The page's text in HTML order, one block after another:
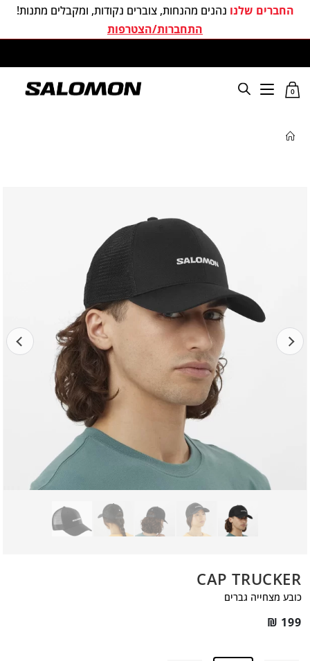
החברים שלנו נהנים מהנחות, צוברים נקודות, ומקבלים מתנות!
התחברות/הצטרפות
0
CAP TRUCKER
כובע מצחייה גברים
₪ 199